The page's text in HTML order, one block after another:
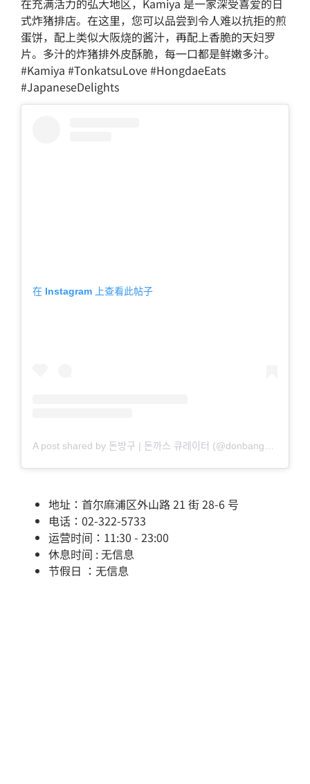
式炸猪排店。在这里，您可以品尝到令人难以抗拒的煎
蛋饼，配上类似大阪烧的酱汁，再配上香脆的天妇罗
片。多汁的炸猪排外皮酥脆，每一口都是鲜嫩多汁。
#Kamiya #TonkatsuLove #HongdaeEats
#JapaneseDelights
在 Instagram 上查看此帖子
A post shared by 돈방구 | 돈까스 큐레이터 (@donbanggu)
地址：首尔麻浦区外山路 21 街 28-6 号
电话：02-322-5733
运营时间：11:30 - 23:00
休息时间 : 无信息
节假日 ：无信息